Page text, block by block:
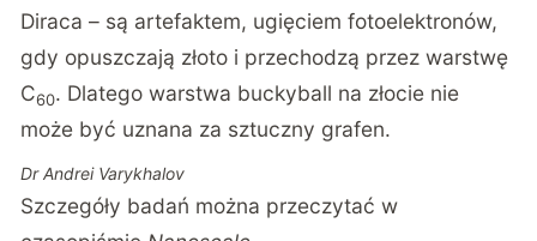
Diraca – są artefaktem, ugięciem fotoelektronów,
gdy opuszczają złoto i przechodzą przez warstwę
C60. Dlatego warstwa buckyball na złocie nie
może być uznana za sztuczny grafen.
Dr Andrei Varykhalov
Szczegóły badań można przeczytać w